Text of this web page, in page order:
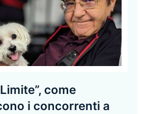
come
i concorrenti a